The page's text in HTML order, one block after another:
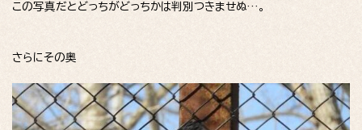
この写真だとどっちがどっちかは判別つきませぬ…。
さらにその奥